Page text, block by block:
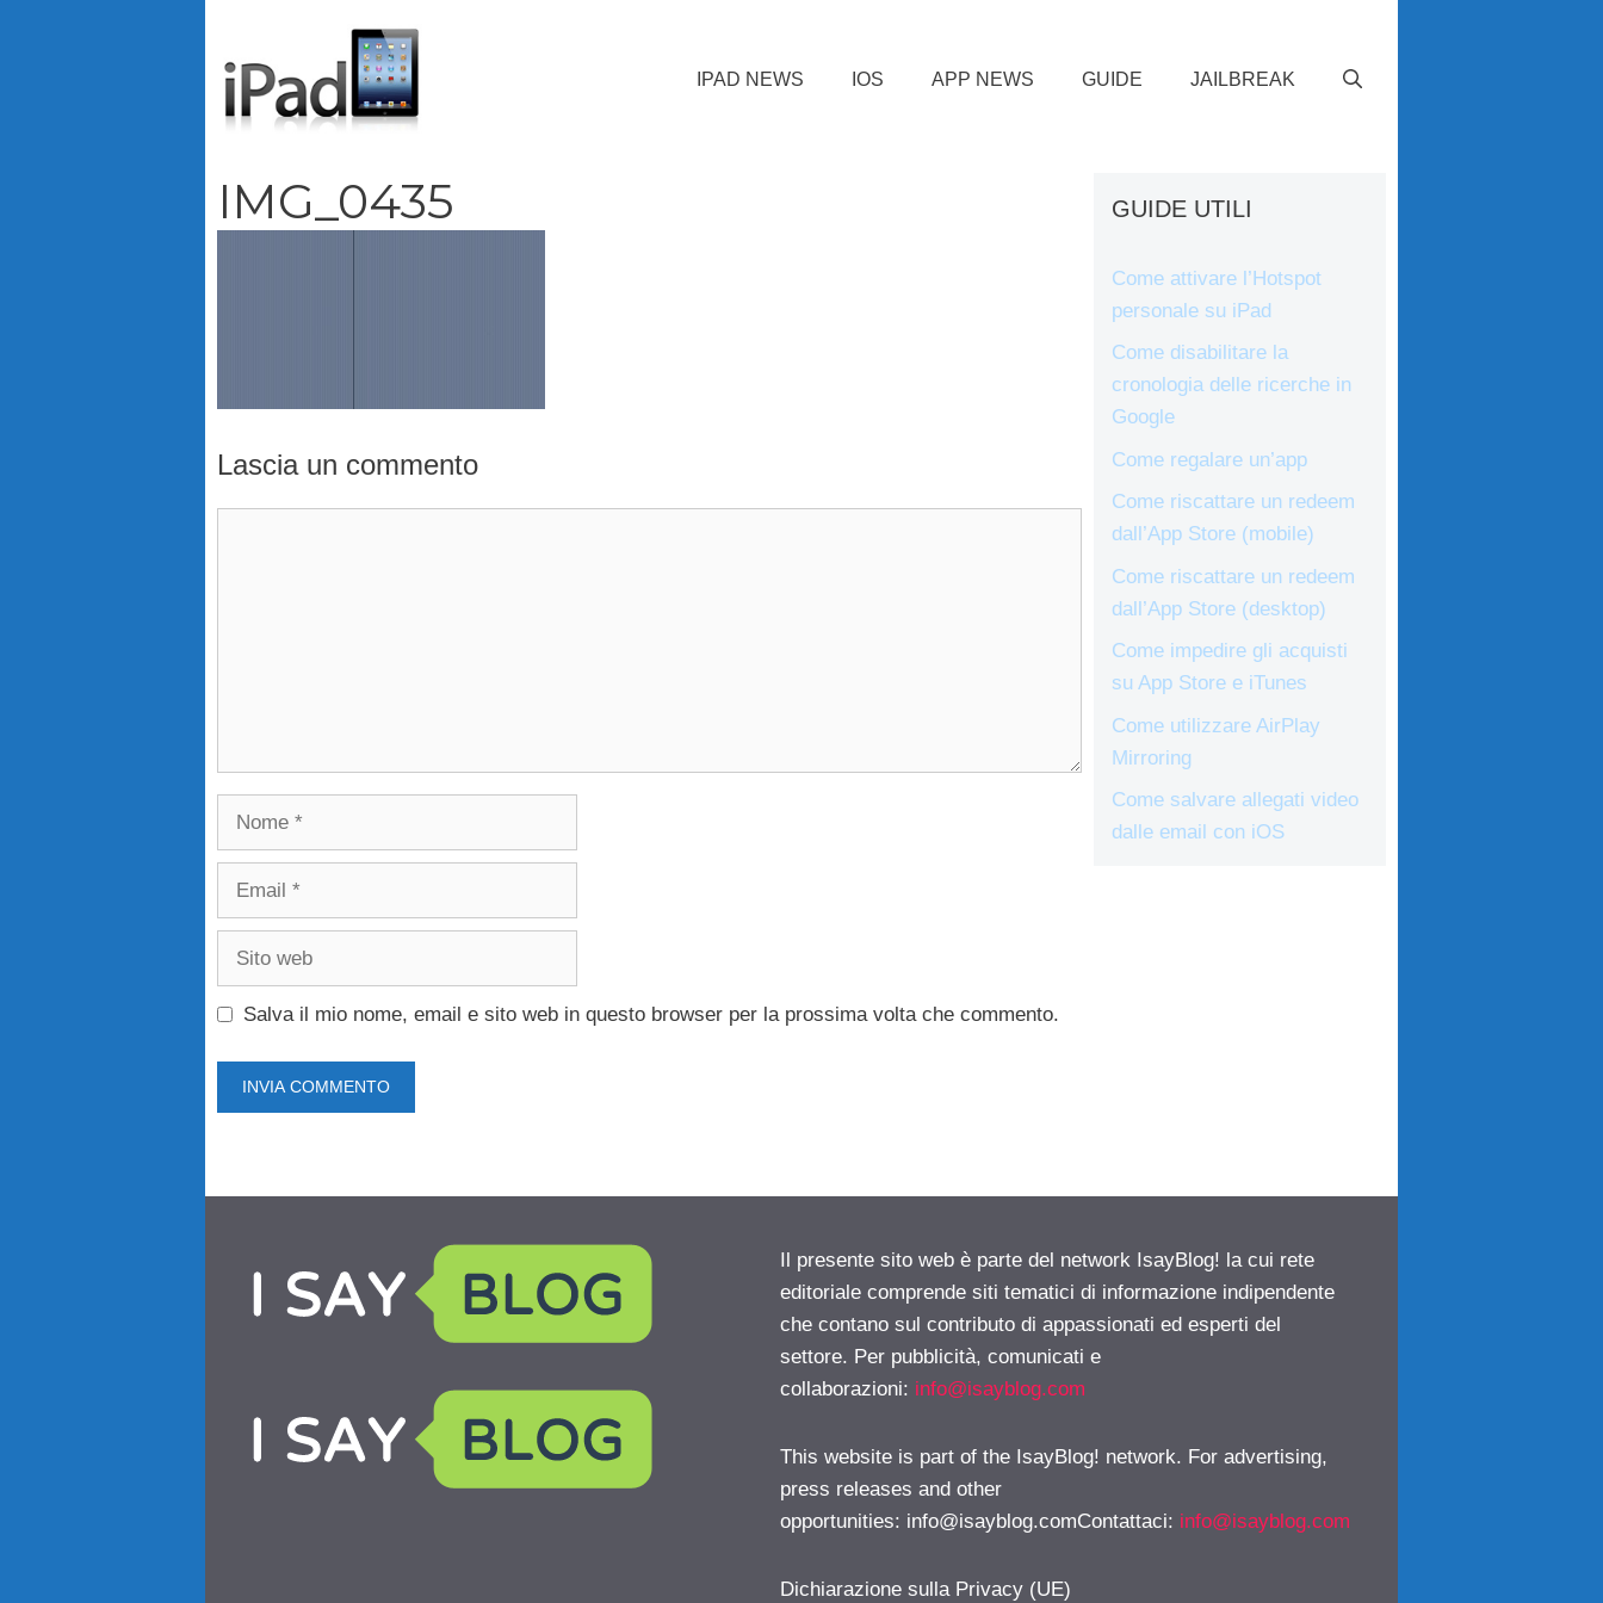
IPAD NEWS IOS APP NEWS GUIDE JAILBREAK
IMG_0435
Lascia un commento
Nome
Email
Sito
Salva il mio nome, email e sito web in questo browser per la prossima volta che commento.
GUIDE UTILI
Come attivare l’Hotspot
personale su iPad
Come disabilitare la
cronologia delle ricerche in
Google
Come regalare un’app
Come riscattare un redeem
dall’App Store (mobile)
Come riscattare un redeem
dall’App Store (desktop)
Come impedire gli acquisti
su App Store e iTunes
Come utilizzare AirPlay
Mirroring
Come salvare allegati video
dalle email con iOS
Il presente sito web è parte del network IsayBlog! la cui rete
editoriale comprende siti tematici di informazione indipendente
che contano sul contributo di appassionati ed esperti del
settore. Per pubblicità, comunicati e
collaborazioni: info@isayblog.com
This website is part of the IsayBlog! network. For advertising,
press releases and other
opportunities: info@isayblog.comContattaci: info@isayblog.com
Dichiarazione sulla Privacy (UE)